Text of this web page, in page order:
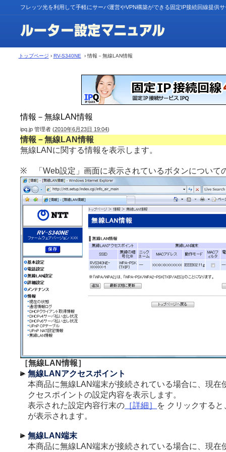
フレッツ光を利用して手軽にサーバ運営やVPN構築ができる固定IP接続回線提供
トップページ › RV-S340NE › 情報－無線LAN情報
情報－無線LAN情報
ipq.jp 管理者 (2010年6月23日 19:04)
情報－無線LAN情報
無線LANに関する情報を表示します。
※ 「Web設定」画面に表示されているボタンについて
［無線LAN情報］
無線LANアクセスポイント
本商品に無線LAN端末が接続されている場合に、現在
クセスポイントの設定内容を表示します。
表示された設定内容行末の ［詳細］
を クリックする
が表示されます。
無線LAN端末
本商品に無線LAN端末が接続されている場合に、現在